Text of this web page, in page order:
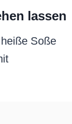
lassen
Soße